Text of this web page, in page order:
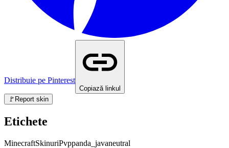
Distribuie pe Pinterest
Copiază linkul
🚩 Report skin
Etichete
MinecraftSkinuriPvppanda_ javaneutral